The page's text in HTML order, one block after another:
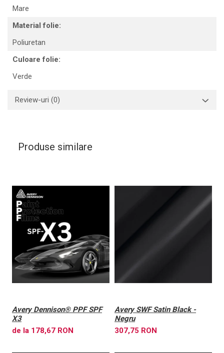
Mare
Material folie:
Poliuretan
Culoare folie:
Verde
Review-uri (0)
Produse similare
Avery Dennison® PPF SPF
X3
de la 178,67 RON
Avery SWF Satin Black -
Negru
307,75 RON